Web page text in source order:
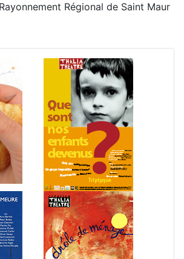
Régional de Saint Maur